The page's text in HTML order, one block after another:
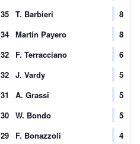
35
34
32
32
31
30
29
T. Barbieri
8
Martín Payero
8
F. Terracciano
6
J. Vardy
5
A. Grassi
5
W. Bondo
5
F. Bonazzoli
4